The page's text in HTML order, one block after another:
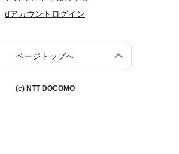
dアカウントログイン
ページトップへ
(c) NTT DOCOMO